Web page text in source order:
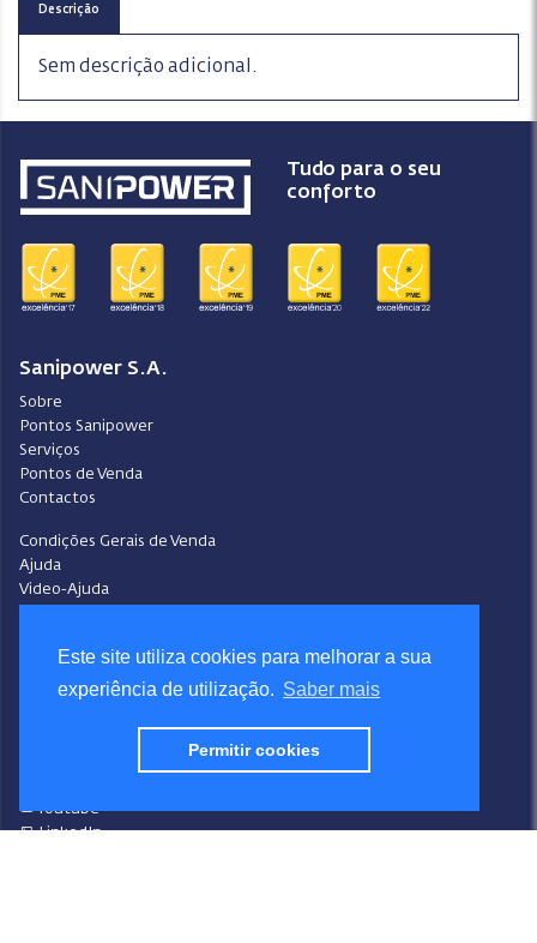
Este site utiliza cookies para melhorar a sua
experiência de utilização. Saber mais
Permitir cookies
Descrição
Sem descrição adicional.
Tudo para o seu
conforto
Sanipower S.A.
Sobre
Pontos Sanipower
Serviços
Pontos de Venda
Contactos
Condições Gerais de Venda
Ajuda
Video-Ajuda
Portal do Denunciante
Livro de Reclamações
Siga a Sanipower
Youtube
LinkedIn